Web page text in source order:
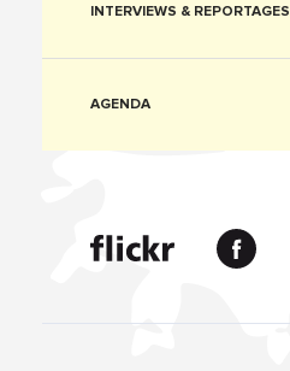
INTERVIEWS & REPORTAGES
AGENDA